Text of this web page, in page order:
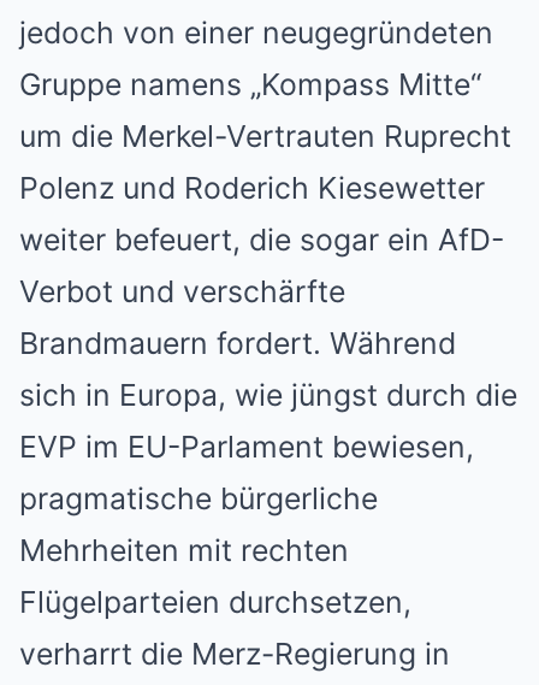
jedoch von einer neugegründeten
Gruppe namens „Kompass Mitte“
um die Merkel-Vertrauten Ruprecht
Polenz und Roderich Kiesewetter
weiter befeuert, die sogar ein AfD-
Verbot und verschärfte
Brandmauern fordert. Während
sich in Europa, wie jüngst durch die
EVP im EU-Parlament bewiesen,
pragmatische bürgerliche
Mehrheiten mit rechten
Flügelparteien durchsetzen,
verharrt die Merz-Regierung in